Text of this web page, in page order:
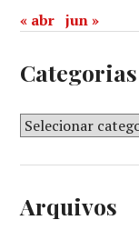
« abr jun »
Categorias
Arquivos